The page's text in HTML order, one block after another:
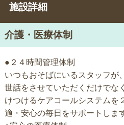
施設詳細
介護・医療体制
●２４時間管理体制
いつもおそばにいるスタッフが
世話をさせていただくだけでな
けつけるケアコールシステムを
適・安心の毎日をサポートしま